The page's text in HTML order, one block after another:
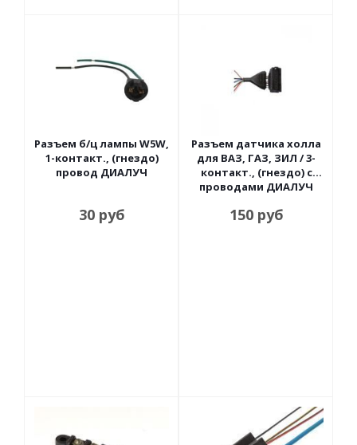
Разъем б/ц лампы W5W,
1-контакт., (гнездо)
провод ДИАЛУЧ
30руб
Разъем датчика холла
для ВАЗ, ГАЗ, ЗИЛ / 3-
контакт., (гнездо) с
проводами ДИАЛУЧ
150руб